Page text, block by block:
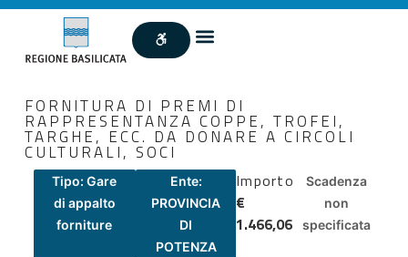
FORNITURA DI PREMI DI
RAPPRESENTANZA COPPE, TROFEI,
TARGHE, ECC. DA DONARE A CIRCOLI
CULTURALI, SOCI
Tipo: Gare
di appalto
forniture
Ente:
PROVINCIA
DI
POTENZA
Importo
€
1.466,06
Scadenza
non
specificata